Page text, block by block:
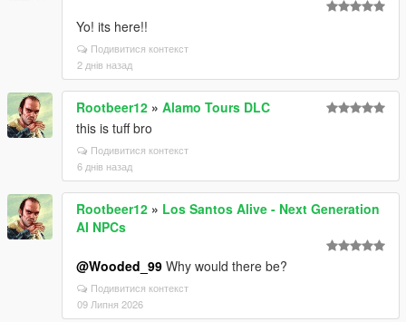
Yo! its here!!
Подивитися контекст
2 днів назад
Rootbeer12 » Alamo Tours DLC
this is tuff bro
Подивитися контекст
6 днів назад
Rootbeer12 » Los Santos Alive - Next Generation
AI NPCs
@Wooded_99 Why would there be?
Подивитися контекст
09 Липня 2026